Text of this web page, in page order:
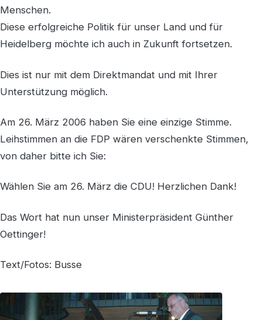
Menschen.
Diese erfolgreiche Politik für unser Land und für
Heidelberg möchte ich auch in Zukunft fortsetzen.
Dies ist nur mit dem Direktmandat und mit Ihrer
Unterstützung möglich.
Am 26. März 2006 haben Sie eine einzige Stimme.
Leihstimmen an die FDP wären verschenkte Stimmen,
von daher bitte ich Sie:
Wählen Sie am 26. März die CDU! Herzlichen Dank!
Das Wort hat nun unser Ministerpräsident Günther
Oettinger!
Text/Fotos: Busse